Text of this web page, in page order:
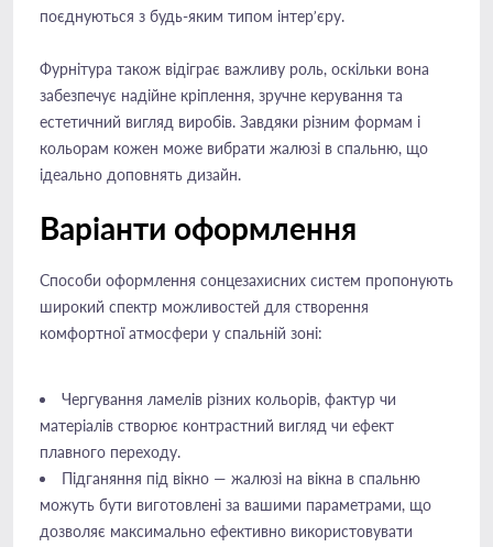
поєднуються з будь-яким типом інтер’єру.
Фурнітура також відіграє важливу роль, оскільки вона
забезпечує надійне кріплення, зручне керування та
естетичний вигляд виробів. Завдяки різним формам і
кольорам кожен може вибрати жалюзі в спальню, що
ідеально доповнять дизайн.
Варіанти оформлення
Способи оформлення сонцезахисних систем пропонують
широкий спектр можливостей для створення
комфортної атмосфери у спальній зоні:
Чергування ламелів різних кольорів, фактур чи
матеріалів створює контрастний вигляд чи ефект
плавного переходу.
Підганяння під вікно — жалюзі на вікна в спальню
можуть бути виготовлені за вашими параметрами, що
дозволяє максимально ефективно використовувати